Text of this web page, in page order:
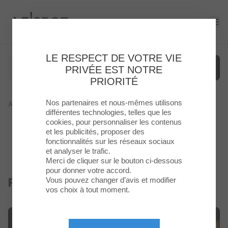
Le Spot
Menu
Enseignes
Loisirs
Accueil Boutique > Picture And More
Picture And More Fermé
LE RESPECT DE VOTRE VIE
PRIVÉE EST NOTRE
PRIORITÉ
Nos partenaires et nous-mêmes utilisons
différentes technologies, telles que les
cookies, pour personnaliser les contenus
et les publicités, proposer des
fonctionnalités sur les réseaux sociaux
et analyser le trafic.
Merci de cliquer sur le bouton ci-dessous
pour donner votre accord.
Vous pouvez changer d’avis et modifier
vos choix à tout moment.